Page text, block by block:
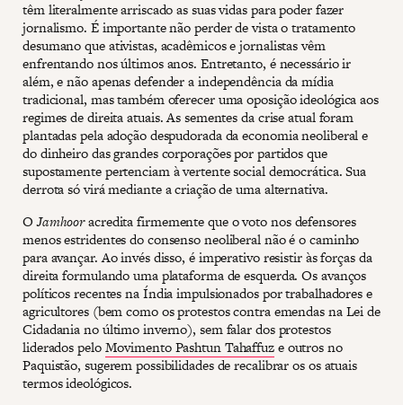
têm literalmente arriscado as suas vidas para poder fazer
jornalismo. É importante não perder de vista o tratamento
desumano que ativistas, acadêmicos e jornalistas vêm
enfrentando nos últimos anos. Entretanto, é necessário ir
além, e não apenas defender a independência da mídia
tradicional, mas também oferecer uma oposição ideológica aos
regimes de direita atuais. As sementes da crise atual foram
plantadas pela adoção despudorada da economia neoliberal e
do dinheiro das grandes corporações por partidos que
supostamente pertenciam à vertente social democrática. Sua
derrota só virá mediante a criação de uma alternativa.
OJamhooracredita firmemente que o voto nos defensores
menos estridentes do consenso neoliberal não é o caminho
para avançar. Ao invés disso, é imperativo resistir às forças da
direita formulando uma plataforma de esquerda. Os avanços
políticos recentes na Índia impulsionados por trabalhadores e
agricultores (bem como os protestos contra emendas na Lei de
Cidadania no último inverno), sem falar dos protestos
liderados peloMovimento Pashtun Tahaffuze outros no
Paquistão, sugerem possibilidades de recalibrar os os atuais
termos ideológicos.